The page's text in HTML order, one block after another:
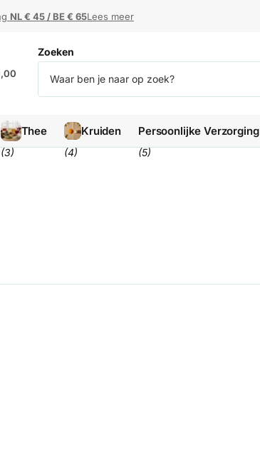
NL € 45 / BE € 65Lees meer
NL € 45 / BE € 65
Zoeken
Thee
(3)
Kruiden
(4)
Persoonlijke Verzorging
(5)